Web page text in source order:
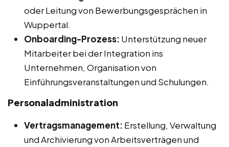
oder Leitung von Bewerbungsgesprächen in
Wuppertal.
Onboarding-Prozess: Unterstützung neuer
Mitarbeiter bei der Integration ins
Unternehmen, Organisation von
Einführungsveranstaltungen und Schulungen.
Personaladministration
Vertragsmanagement: Erstellung, Verwaltung
und Archivierung von Arbeitsverträgen und